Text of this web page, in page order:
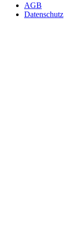
AGB
Datenschutz